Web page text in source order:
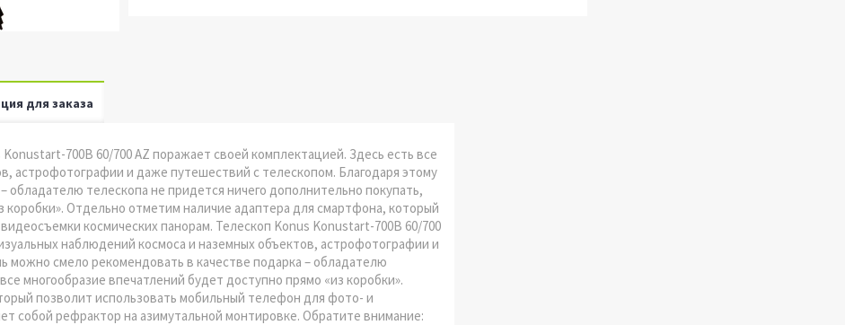
для заказа
700B 60/700 AZ поражает своей комплектацией. Здесь есть все
астрофотографии и даже путешествий с телескопом. Благодаря этому
телескопа не придется ничего дополнительно покупать,
Отдельно отметим наличие адаптера для смартфона, который
космических панорам. Телескоп Konus Konustart-700B 60/700
наблюдений космоса и наземных объектов, астрофотографии и
смело рекомендовать в качестве подарка – обладателю
многообразие впечатлений будет доступно прямо «из коробки».
позволит использовать мобильный телефон для фото- и
собой рефрактор на азимутальной монтировке. Обратите внимание: